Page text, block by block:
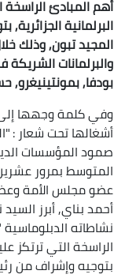
أهم المبادئ الراسخة
البرلمانية
المجيد تبون, وذلك
والبرلمانات
بودفا, بمونتينيغرو,
وفي كلمة وجهها
أشغالها تحت شعار :
صمود المؤسسات
المتوسط بمرور عشرين
عضو مجلس الأمة وعضو
أحمد بناي, أبرز السيد
نشاطاته الدبلوماسية
الراسخة التي ترتكز
بتوجيه وإشراف من